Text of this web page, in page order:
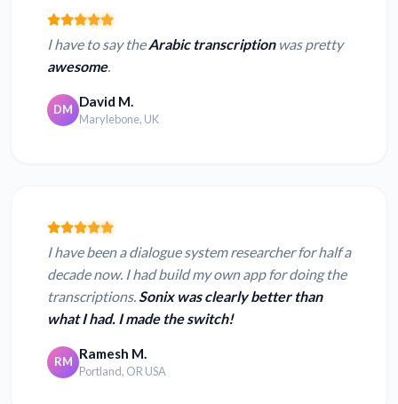
I have to say theArabic transcriptionwas pretty
awesome.
DM David M.
Marylebone, UK
I have been a dialogue system researcher for half a
decade now. I had build my own app for doing the
transcriptions.Sonix was clearly better than
what I had. I made the switch!
RM Ramesh M.
Portland, OR USA